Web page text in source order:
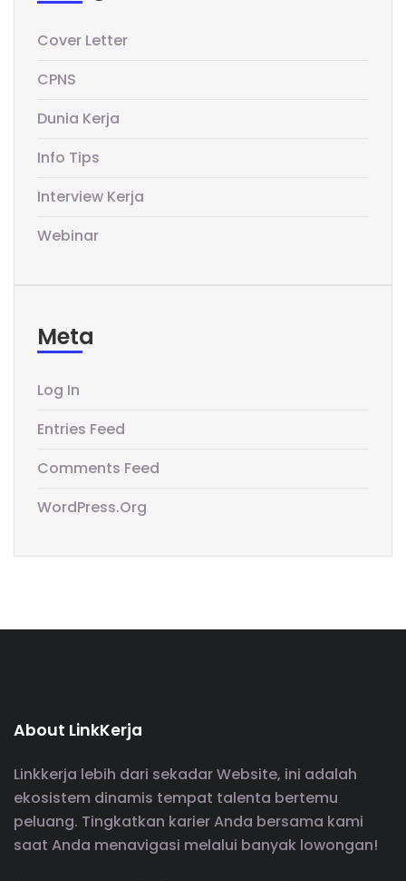
Cover Letter
CPNS
Dunia Kerja
Info Tips
Interview Kerja
Webinar
Meta
Log In
Entries Feed
Comments Feed
WordPress.org
About LinkKerja
Linkkerja lebih dari sekadar Website, ini adalah
ekosistem dinamis tempat talenta bertemu
peluang. Tingkatkan karier Anda bersama kami
saat Anda menavigasi melalui banyak lowongan!